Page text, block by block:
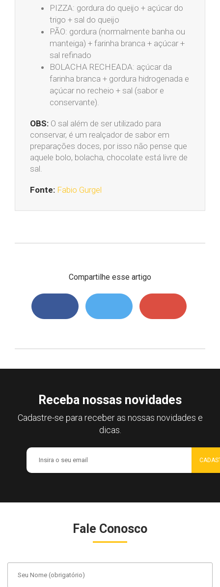
PIZZA: gordura do queijo + açúcar do
trigo + sal do queijo
PÃO: gordura (normalmente banha ou
manteiga) + farinha branca + açúcar +
sal refinado
BOLACHA RECHEADA: açúcar da
farinha branca + gordura hidrogenada e
açúcar no recheio + sal (sabor e
conservante).
OBS: O sal além de ser utilizado para
conservar, é um realçador de sabor em
preparações doces, por isso não pense que
aquele bolo, bolacha, chocolate está livre de
sal.
Fonte: Fabio Gurgel
Compartilhe esse artigo
Receba nossas novidades
Cadastre-se para receber as nossas novidades e
dicas.
Fale Conosco